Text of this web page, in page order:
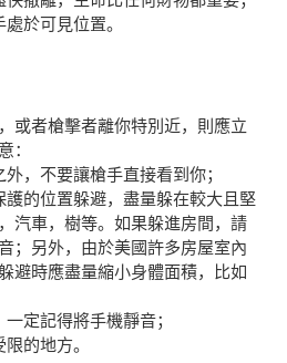
於可見位置。
或者槍擊者離你特別近，則應立
：
，不要讓槍手直接看到你；
的位置躲避，盡量躲在較大且堅
汽車，樹等。如果躲進房間，請
；另外，由於美國許多房屋室內
避時應盡量縮小身體面積，比如
定記得將手機靜音；
的地方。